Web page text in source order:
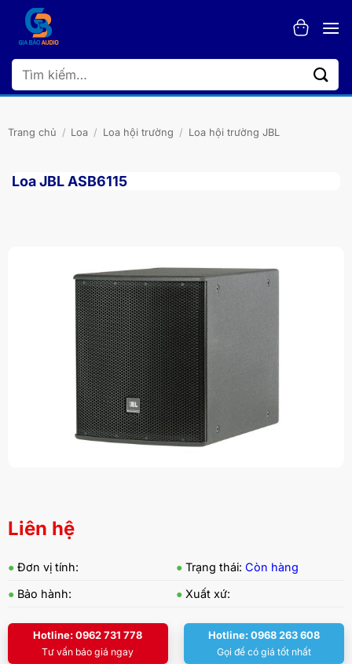
dung
Tìm
kiếm:
Trang chủ / Loa / Loa hội trường / Loa hội trường JBL
Loa JBL ASB6115
Liên hệ
● Đơn vị tính: ● Trạng thái: Còn hàng
● Bảo hành: ● Xuất xứ:
Hotline: 0962 731 778
Tư vấn báo giá ngay
Hotline: 0968 263 608
Gọi để có giá tốt nhất